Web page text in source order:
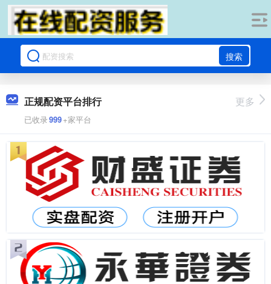
搜索
正规配资平台排行
已收录999+家平台
更多